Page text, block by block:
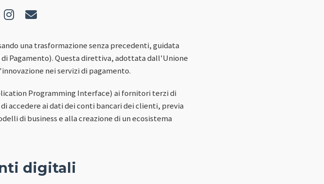
una trasformazione senza precedenti, guidata
Pagamento). Questa direttiva, adottata dall'Unione
nei servizi di pagamento.
Programming Interface) ai fornitori terzi di
accedere ai dati dei conti bancari dei clienti, previa
di business e alla creazione di un ecosistema
digitali